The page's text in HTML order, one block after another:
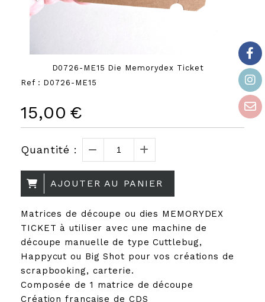
D0726-ME15 Die Memorydex Ticket
Ref : D0726-ME15
15,00 €
Quantité :
AJOUTER AU PANIER
Matrices de découpe ou dies MEMORYDEX
TICKET à utiliser avec une machine de
découpe manuelle de type Cuttlebug,
Happycut ou Big Shot pour vos créations de
scrapbooking, carterie.
Composée de 1 matrice de découpe
Création française de CDS